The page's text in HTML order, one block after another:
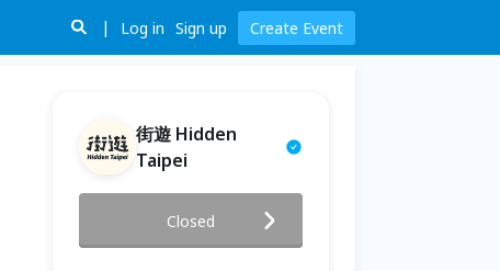
Log in Sign up Create Event
街遊 Hidden
Taipei
藏寶圖 》2026-07-07
2026.07.07 (Tue) 19:00 - 21:00
Closed